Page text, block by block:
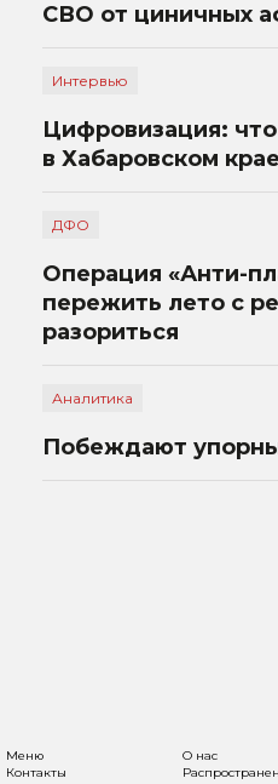
СВО от циничных
Интервью
Цифровизация:
в Хабаровском крае
ДФО
Операция «Анти-
пережить лето с
разориться
Аналитика
Побеждают
Меню О нас
Контакты